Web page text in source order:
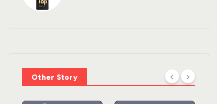
Other Story
волос
против
DewalЩетк